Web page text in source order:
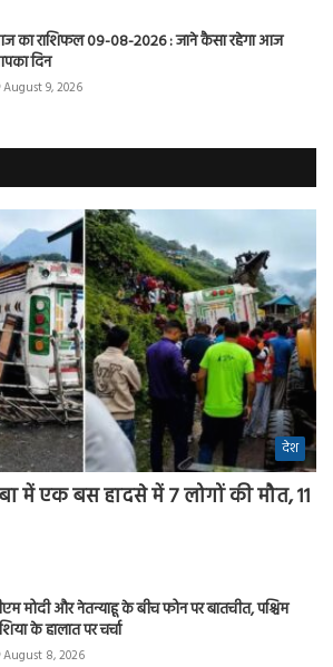
का राशिफल 09-08-2026 : जाने कैसा रहेगा आज
दिन
August 9, 2026
देश
में एक बस हादसे में 7 लोगों की मौत, 11
मोदी और नेतन्याहू के बीच फोन पर बातचीत, पश्चिम
के हालात पर चर्चा
August 8, 2026